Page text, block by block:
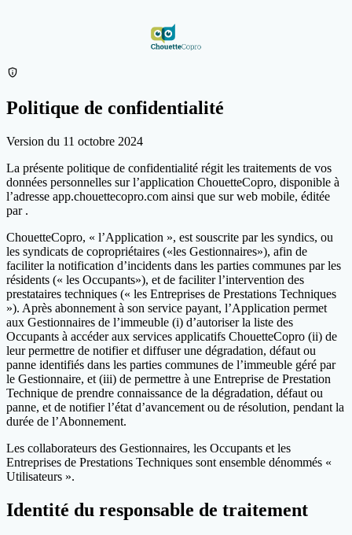
privacy_tip
Politique de confidentialité
Version du 11 octobre 2024
La présente politique de confidentialité régit les traitements de vos
données personnelles sur l’application ChouetteCopro, disponible à
l’adresse app.chouettecopro.com ainsi que sur web mobile, éditée
par .
ChouetteCopro, « l’Application », est souscrite par les syndics, ou
les syndicats de copropriétaires («les Gestionnaires»), afin de
faciliter la notification d’incidents dans les parties communes par les
résidents (« les Occupants»), et de faciliter l’intervention des
prestataires techniques (« les Entreprises de Prestations Techniques
»). Après abonnement à son service payant, l’Application permet
aux Gestionnaires de l’immeuble (i) d’autoriser la liste des
Occupants à accéder aux services applicatifs ChouetteCopro (ii) de
leur permettre de notifier et diffuser une dégradation, défaut ou
panne identifiés dans les parties communes de l’immeuble géré par
le Gestionnaire, et (iii) de permettre à une Entreprise de Prestation
Technique de prendre connaissance de la dégradation, défaut ou
panne, et de notifier l’état d’avancement ou de résolution, pendant la
durée de l’Abonnement.
Les collaborateurs des Gestionnaires, les Occupants et les
Entreprises de Prestations Techniques sont ensemble dénommés «
Utilisateurs ».
Identité du responsable de traitement